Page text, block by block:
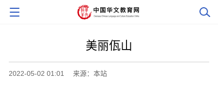
美丽佤山
2022-05-02 01:01 来源：本站